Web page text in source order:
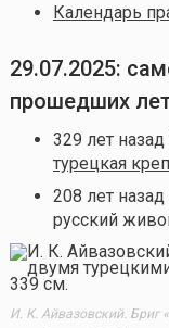
Календарь
29.07.2025:
прошедших
329 лет
турецкая
208 лет
русский
И. К. Айвазовский. Бриг